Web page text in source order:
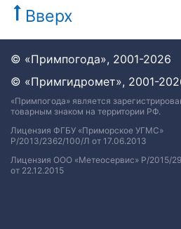
Вверх
© «Примпогода», 2001-2026
© «Примгидромет», 2001-
«Примпогода» является
товарным знаком на территории РФ.
Лицензия ФГБУ «Приморское УГМС»
Р/2013/2362/100/Л от 17.06.2013
Лицензия ООО «Метеосервис» Р/2015/
от 22.12.2015